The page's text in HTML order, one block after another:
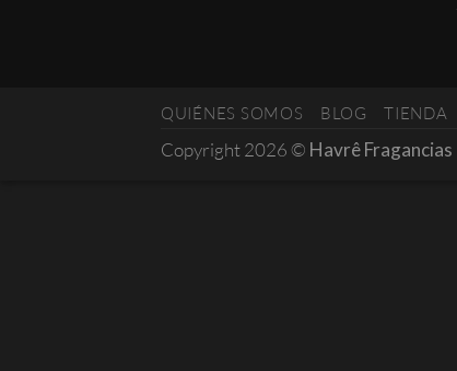
QUIÉNES SOMOS BLOG TIENDA
Copyright 2026 © Havrê Fragancias